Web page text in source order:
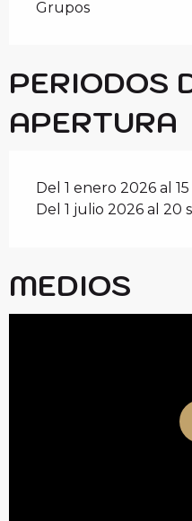
Grupos
PERIODOS
APERTURA
Del 1 enero 2026 al
Del 1 julio 2026 al 20
MEDIOS